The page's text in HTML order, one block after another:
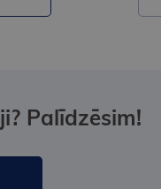
Palīdzēsim!